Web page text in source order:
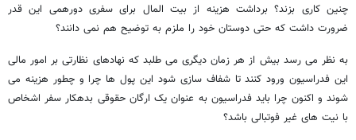
چنین کاری بزند؟ برداشت هزینه از بیت المال برای سفری دورهمی این قدر
ضرورت داشت که حتی دوستان خود را ملزم به توضیح هم نمی دانند؟
به نظر می رسد بیش از هر زمان دیگری می طلبد که نهادهای نظارتی بر امور مالی
این فدراسیون ورود کنند تا شفاف سازی شود این پول ها چرا و چطور هزینه می
شوند و اکنون چرا باید فدراسیون به عنوان یک ارگان حقوقی بدهکار سفر اشخاص
با نیت های غیر فوتبالی باشد؟